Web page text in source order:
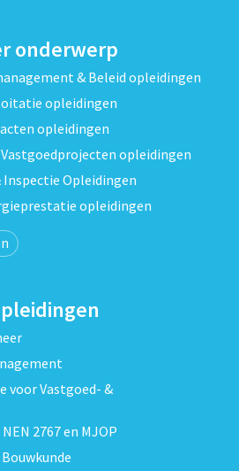
onderwerp
& Beleid opleidingen
opleidingen
opleidingen
opleidingen
Inspectie Opleidingen
opleidingen
voor Vastgoed- &
2767 en MJOP